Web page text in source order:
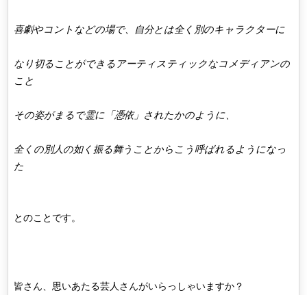
喜劇やコントなどの場で、自分とは全く別のキャラクターに
なり切ることができるアーティスティックなコメディアンの
こと
その姿がまるで霊に「憑依」されたかのように、
全くの別人の如く振る舞うことからこう呼ばれるようになっ
た
とのことです。
皆さん、思いあたる芸人さんがいらっしゃいますか？